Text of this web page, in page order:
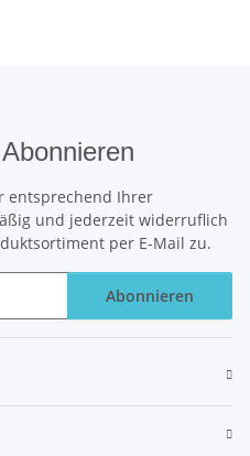
entsprechend Ihrer
und jederzeit widerruflich
per E-Mail zu.
Abonnieren